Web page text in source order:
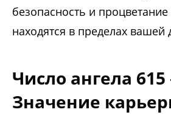
безопасность и
находятся в пределах вашей
Число ангела 615
Значение